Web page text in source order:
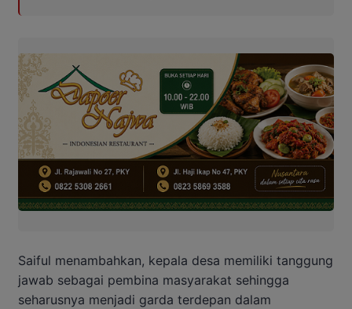
Saiful menambahkan, kepala desa memiliki tanggung
jawab sebagai pembina masyarakat sehingga
seharusnya menjadi garda terdepan dalam